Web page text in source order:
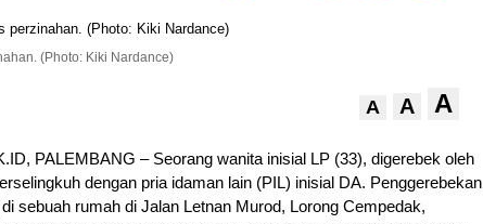
(Photo: Kiki Nardance)
A A A
PALEMBANG – Seorang wanita inisial LP (33), digerebek oleh
dengan pria idaman lain (PIL) inisial DA. Penggerebekan
sebuah rumah di Jalan Letnan Murod, Lorong Cempedak,